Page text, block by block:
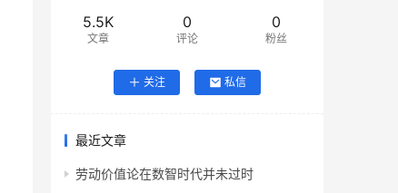
5.5K
文章
0
评论
0
粉丝
关注 私信
最近文章
劳动价值论在数智时代并未过时